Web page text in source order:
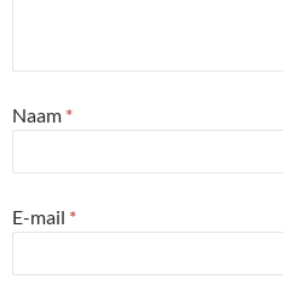
Naam *
E-mail *